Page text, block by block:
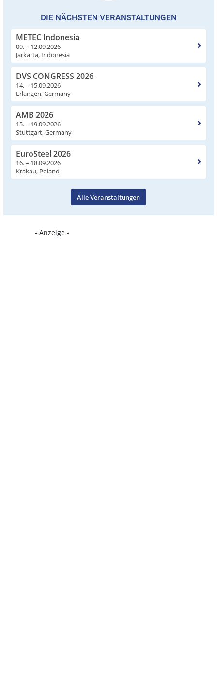
DIE NÄCHSTEN VERANSTALTUNGEN
METEC Indonesia
09. – 12.09.2026
Jarkarta, Indonesia
DVS CONGRESS 2026
14. – 15.09.2026
Erlangen, Germany
AMB 2026
15. – 19.09.2026
Stuttgart, Germany
EuroSteel 2026
16. – 18.09.2026
Krakau, Poland
Alle Veranstaltungen
- Anzeige -